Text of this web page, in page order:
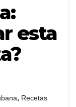
esta
, Recetas